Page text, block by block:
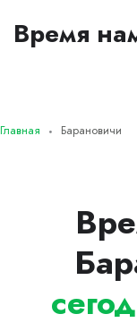
Время
Главная Барановичи